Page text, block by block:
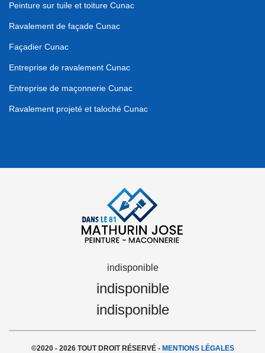
Peinture sur tuile et toiture Cunac
Ravalement de façade Cunac
Façadier Cunac
Entreprise de ravalement Cunac
Entreprise de maçonnerie Cunac
Ravalement projeté et taloché Cunac
indisponible
indisponible
indisponible
©2020 - 2026 TOUT DROIT RÉSERVÉ - MENTIONS LÉGALES